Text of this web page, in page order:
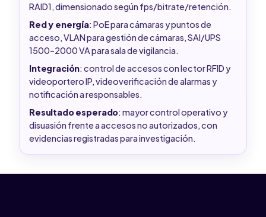
RAID1, dimensionado según fps/bitrate/retención.
Red y energía: PoE para cámaras y puntos de
acceso, VLAN para gestión de cámaras, SAI/UPS
1500–2000 VA para sala de vigilancia.
Integración: control de accesos con lector RFID y
videoportero IP, videoverificación de alarmas y
notificación a responsables.
Resultado esperado: mayor control operativo y
disuasión frente a accesos no autorizados, con
evidencias registradas para investigación.